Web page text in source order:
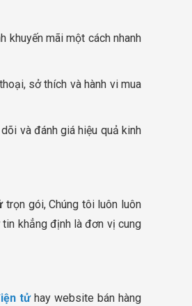
mãi một cách nhanh
sở thích và hành vi mua
và đánh giá hiệu quả kinh
trọn gói, Chúng tôi luôn luôn
khẳng định là đơn vị cung
tửhay website bán hàng